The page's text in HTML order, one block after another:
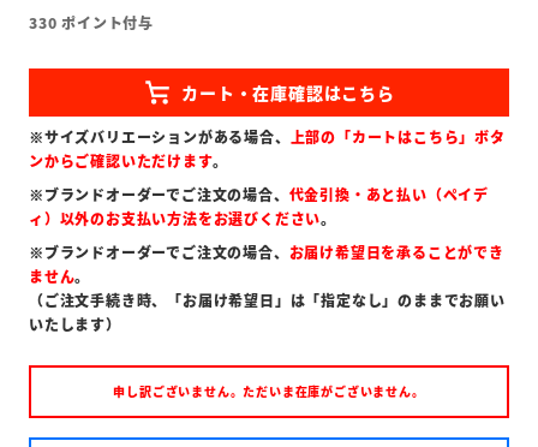
330 ポイント付与
※サイズバリエーションがある場合、 上部の「カートはこちら」ボタ
ンからご確認いただけます。
※ブランドオーダーでご注文の場合、 代金引換・あと払い（ペイデ
ィ）以外のお支払い方法をお選びください。
※ブランドオーダーでご注文の場合、 お届け希望日を承ることができ
ません。
（ご注文手続き時、「お届け希望日」は「指定なし」のままでお願い
いたします）
申し訳ございません。ただいま在庫がございません。